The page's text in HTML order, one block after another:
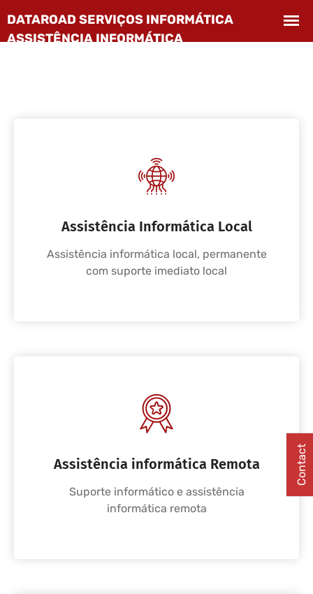
Assistência Informática Local
Assistência informática local, permanente
com suporte imediato local
Assistência informática Remota
Suporte informático e assistência
informática remota
Contact